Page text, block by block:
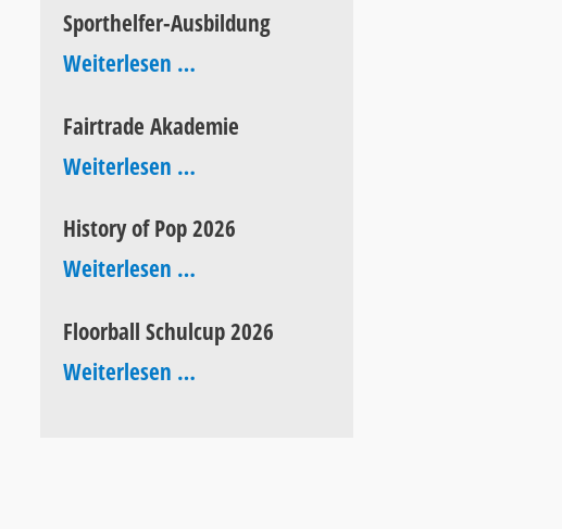
Sporthelfer-Ausbildung
Weiterlesen …Sporthelfer-
Fairtrade Akademie
Weiterlesen …Fairtrade
History of Pop 2026
Weiterlesen …History
Pop
2026
Floorball Schulcup 2026
Weiterlesen …Floorball